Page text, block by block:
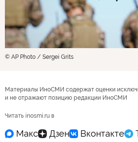
© AP Photo / Sergei Grits
Материалы ИноСМИ содержат оценки
и не отражают позицию редакции ИноСМИ
Читать inosmi.ru в